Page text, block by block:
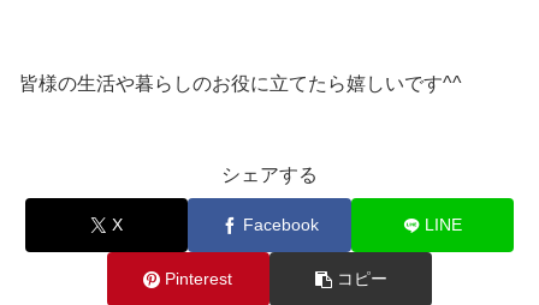
皆様の生活や暮らしのお役に立てたら嬉しいです^^
シェアする
X Facebook LINE
Pinterest コピー